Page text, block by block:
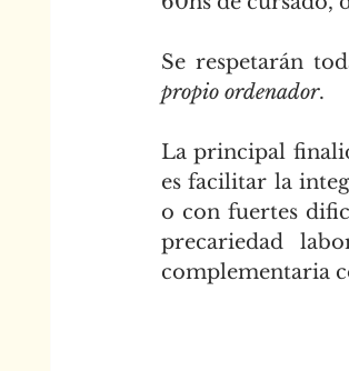
Se respetarán
propio ordenador.
La principal
es facilitar la
o con fuertes
precariedad
complementaria